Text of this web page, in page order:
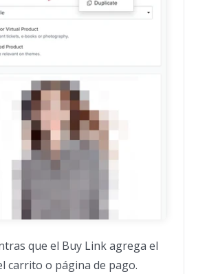
que el Buy Link agrega el
carrito o página de pago.